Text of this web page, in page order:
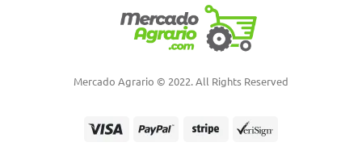
Mercado Agrario © 2022. All Rights Reserved